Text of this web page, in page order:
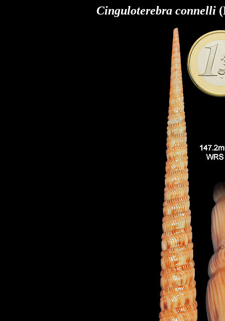
Cinguloterebra connelli